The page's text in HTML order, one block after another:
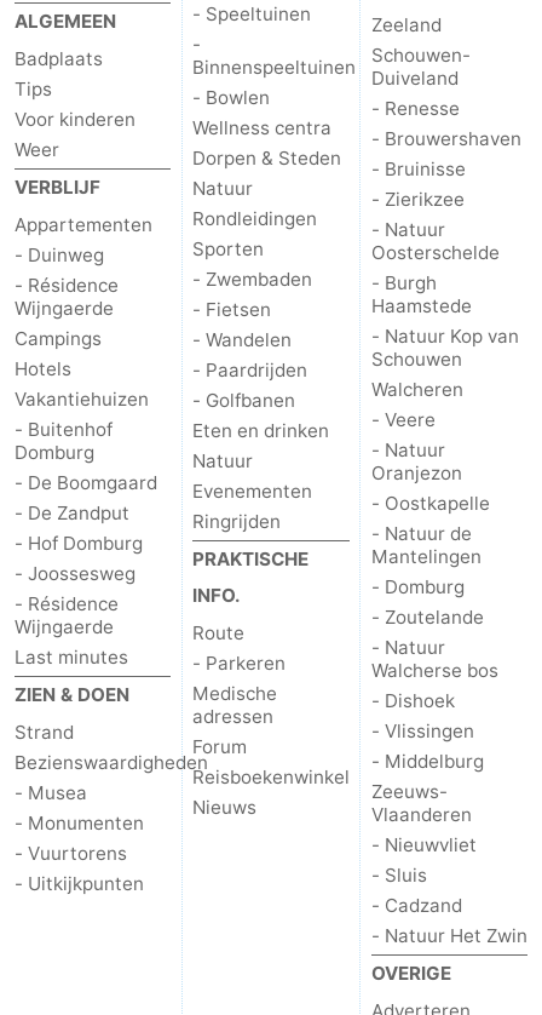
ALGEMEEN
Badplaats
Tips
Voor kinderen
Weer
VERBLIJF
Appartementen
- Duinweg
- Résidence
Wijngaerde
Campings
Hotels
Vakantiehuizen
- Buitenhof
Domburg
- De Boomgaard
- De Zandput
- Hof Domburg
- Joossesweg
- Résidence
Wijngaerde
Last minutes
ZIEN & DOEN
Strand
Bezienswaardigheden
- Musea
- Monumenten
- Vuurtorens
- Uitkijkpunten
- Speeltuinen
-
Binnenspeeltuinen
- Bowlen
Wellness centra
Dorpen & Steden
Natuur
Rondleidingen
Sporten
- Zwembaden
- Fietsen
- Wandelen
- Paardrijden
- Golfbanen
Eten en drinken
Natuur
Evenementen
Ringrijden
PRAKTISCHE
INFO.
Route
- Parkeren
Medische
adressen
Forum
Reisboekenwinkel
Nieuws
Zeeland
Schouwen-
Duiveland
- Renesse
- Brouwershaven
- Bruinisse
- Zierikzee
- Natuur
Oosterschelde
- Burgh
Haamstede
- Natuur Kop van
Schouwen
Walcheren
- Veere
- Natuur
Oranjezon
- Oostkapelle
- Natuur de
Mantelingen
- Domburg
- Zoutelande
- Natuur
Walcherse bos
- Dishoek
- Vlissingen
- Middelburg
Zeeuws-
Vlaanderen
- Nieuwvliet
- Sluis
- Cadzand
- Natuur Het Zwin
OVERIGE